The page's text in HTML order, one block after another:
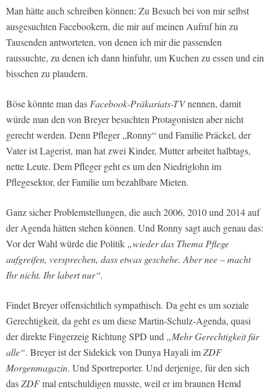
Man hätte auch schreiben können: Zu Besuch bei von mir selbst
ausgesuchten Facebookern, die mir auf meinen Aufruf hin zu
Tausenden antworteten, von denen ich mir die passenden
raussuchte, zu denen ich dann hinfuhr, um Kuchen zu essen und ein
bisschen zu plaudern.
Böse könnte man das Facebook-Präkariats-TVnennen, damit
würde man den von Breyer besuchten Protagonisten aber nicht
gerecht werden. Denn Pfleger „Ronny“ und Familie Präckel, der
Vater ist Lagerist, man hat zwei Kinder, Mutter arbeitet halbtags,
nette Leute. Dem Pfleger geht es um den Niedriglohn im
Pflegesektor, der Familie um bezahlbare Mieten.
Ganz sicher Problemstellungen, die auch 2006, 2010 und 2014 auf
der Agenda hätten stehen können. Und Ronny sagt auch genau das:
Vor der Wahl würde die Politik „wieder das Thema Pflege
aufgreifen, versprechen, dass etwas geschehe. Aber nee – macht
Ihr nicht. Ihr labert nur“.
Findet Breyer offensichtlich sympathisch. Da geht es um soziale
Gerechtigkeit, da geht es um diese Martin-Schulz-Agenda, quasi
der direkte Fingerzeig Richtung SPD und „Mehr Gerechtigkeit für
alle“. Breyer ist der Sidekick von Dunya Hayali imZDF
Morgenmagazin. Und Sportreporter. Und derjenige, für den sich
dasZDFmal entschuldigen musste, weil er im braunen Hemd